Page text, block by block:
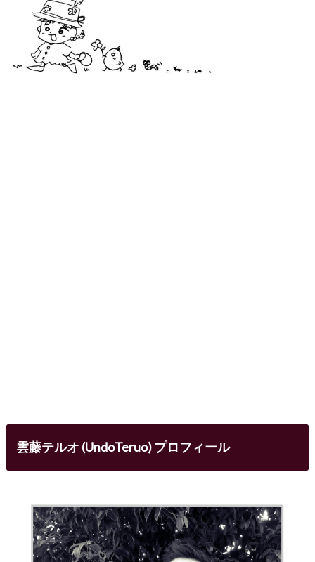
雲藤テルオ (UndoTeruo) プロフィール